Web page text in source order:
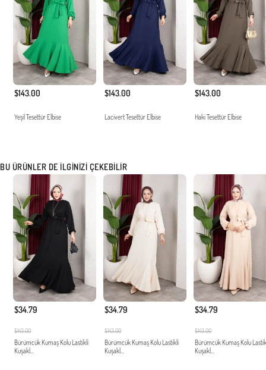
$143.00
Yeşil Tesettür Elbise
$143.00
Lacivert Tesettür Elbise
$143.00
Haki Tesettür Elbise
BU ÜRÜNLER DE İLGINIZI ÇEKEBILIR
$34.79
$143.00
Bürümcük Kumaş Kolu Lastikli
Kuşakl...
$34.79
$143.00
Bürümcük Kumaş Kolu Lastikli
Kuşakl...
$34.79
$143.00
Bürümcük Kumaş Kolu
Kuşakl...